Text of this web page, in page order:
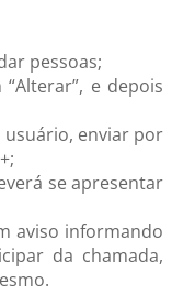
pessoas;
e depois
usuário, enviar por
se apresentar
aviso informando
da chamada,